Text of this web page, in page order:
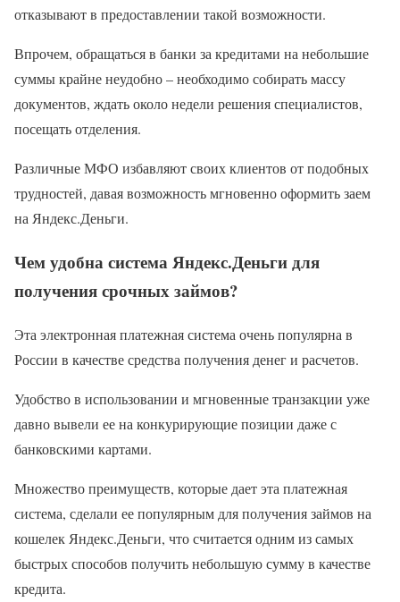
отказывают в предоставлении такой возможности.
Впрочем, обращаться в банки за кредитами на небольшие
суммы крайне неудобно – необходимо собирать массу
документов, ждать около недели решения специалистов,
посещать отделения.
Различные МФО избавляют своих клиентов от подобных
трудностей, давая возможность мгновенно оформить заем
на Яндекс.Деньги.
Чем удобна система Яндекс.Деньги для
получения срочных займов?
Эта электронная платежная система очень популярна в
России в качестве средства получения денег и расчетов.
Удобство в использовании и мгновенные транзакции уже
давно вывели ее на конкурирующие позиции даже с
банковскими картами.
Множество преимуществ, которые дает эта платежная
система, сделали ее популярным для получения займов на
кошелек Яндекс.Деньги, что считается одним из самых
быстрых способов получить небольшую сумму в качестве
кредита.